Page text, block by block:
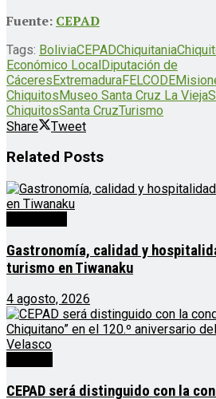
Fuente: CEPAD
Tags: BoliviaCEPADChiquitania
Económico LocalDiputación de
CáceresExtremaduraFELCODE
ChiquitosMuseo Santa Cruz La Vieja
ChiquitosSanta CruzTurismo
Share
Tweet
Related Posts
Gastronomía, calidad y
turismo en Tiwanaku
4 agosto, 2026
CEPAD será distinguido con la